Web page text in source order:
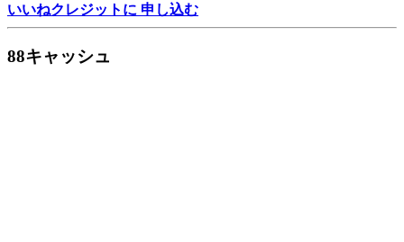
いいねクレジットに 申し込む
88キャッシュ